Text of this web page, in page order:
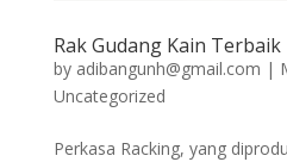
Rak Gudang Kain Terbaik
by adibangunh@gmail.com |
Uncategorized
Perkasa Racking, yang